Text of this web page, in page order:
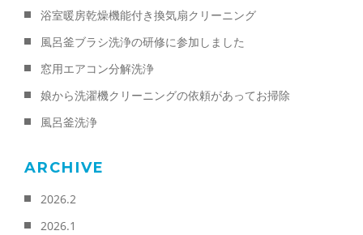
浴室暖房乾燥機能付き換気扇クリーニング
風呂釜ブラシ洗浄の研修に参加しました
窓用エアコン分解洗浄
娘から洗濯機クリーニングの依頼があってお掃除
風呂釜洗浄
ARCHIVE
2026.2
2026.1